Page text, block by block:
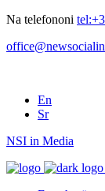
Na telefononi
En
Sr
NSI in Media